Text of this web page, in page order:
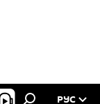
РУС